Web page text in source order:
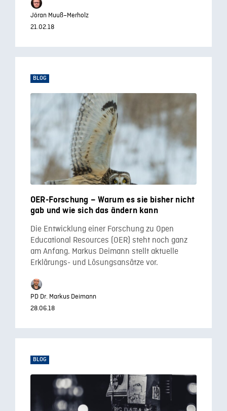
Jöran Muuß–Merholz
21.02.18
BLOG
OER-Forschung – Warum es sie bisher nicht
gab und wie sich das ändern kann
Die Entwicklung einer Forschung zu Open
Educational Resources (OER) steht noch ganz
am Anfang. Markus Deimann stellt aktuelle
Erklärungs- und Lösungsansätze vor.
PD Dr. Markus Deimann
28.06.18
BLOG